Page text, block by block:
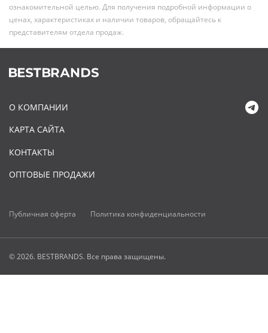
ознакомительной целью. Для получения подробной информации о
ценах, характеристиках и наличии товаров, обращайтесь к
представителям отдела продаж.
О КОМПАНИИ
КАРТА САЙТА
КОНТАКТЫ
ОПТОВЫЕ ПРОДАЖИ
Публичная оферта Политика конфиденциальности
© 2026. BESTBRANDS. Все права защищены.